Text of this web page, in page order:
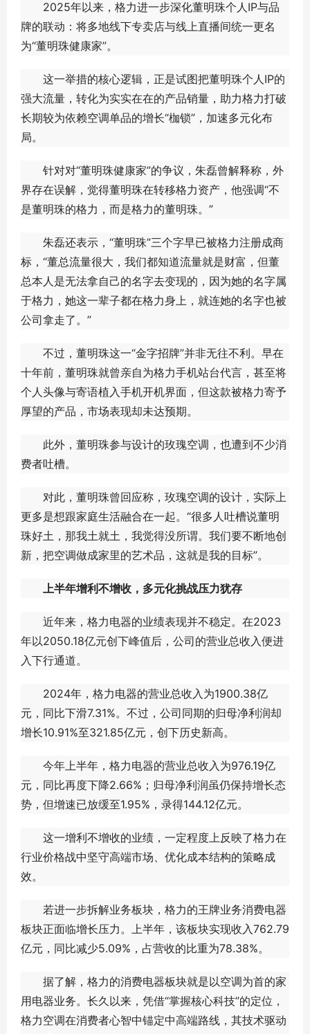
2025年以来，格力进一步深化董明珠个人IP与品
牌的联动：将多地线下专卖店与线上直播间统一更名
为“董明珠健康家”。
这一举措的核心逻辑，正是试图把董明珠个人IP的
强大流量，转化为实实在在的产品销量，助力格力打破
长期较为依赖空调单品的增长“枷锁”，加速多元化布
局。
针对对“董明珠健康家”的争议，朱磊曾解释称，外
界存在误解，觉得董明珠在转移格力资产，他强调“不
是董明珠的格力，而是格力的董明珠。”
朱磊还表示，“董明珠”三个字早已被格力注册成商
标，“董总流量很大，我们都知道流量就是财富，但董
总本人是无法拿自己的名字去变现的，因为她的名字属
于格力，她这一辈子都在格力身上，就连她的名字也被
公司拿走了。”
不过，董明珠这一“金字招牌”并非无往不利。早在
十年前，董明珠就曾亲自为格力手机站台代言，甚至将
个人头像与寄语植入手机开机界面，但这款被格力寄予
厚望的产品，市场表现却未达预期。
此外，董明珠参与设计的玫瑰空调，也遭到不少消
费者吐槽。
对此，董明珠曾回应称，玫瑰空调的设计，实际上
更多是想跟家庭生活融合在一起。“很多人吐槽说董明
珠好土，那我土就土，我觉得没所谓。我们要不断地创
新，把空调做成家里的艺术品，这就是我的目标”。
上半年增利不增收，多元化挑战压力犹存
近年来，格力电器的业绩表现并不稳定。在2023
年以2050.18亿元创下峰值后，公司的营业总收入便进
入下行通道。
2024年，格力电器的营业总收入为1900.38亿
元，同比下滑7.31%。不过，公司同期的归母净利润却
增长10.91%至321.85亿元，创下历史新高。
今年上半年，格力电器的营业总收入为976.19亿
元，同比再度下降2.66%；归母净利润虽仍保持增长态
势，但增速已放缓至1.95%，录得144.12亿元。
这一增利不增收的业绩，一定程度上反映了格力在
行业价格战中坚守高端市场、优化成本结构的策略成
效。
若进一步拆解业务板块，格力的王牌业务消费电器
板块正面临增长压力。上半年，该板块实现收入762.79
亿元，同比减少5.09%，占营收的比重为78.38%。
据了解，格力的消费电器板块就是以空调为首的家
用电器业务。长久以来，凭借“掌握核心科技”的定位，
格力空调在消费者心智中锚定中高端路线，其技术驱动